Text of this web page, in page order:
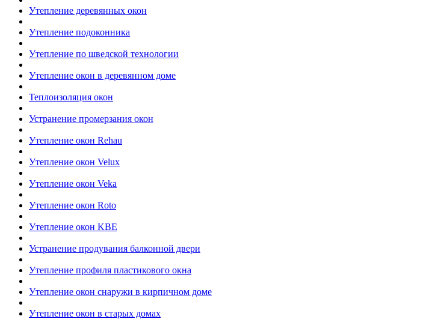
Утепление деревянных окон
Утепление подоконника
Утепление по шведской технологии
Утепление окон в деревянном доме
Теплоизоляция окон
Устранение промерзания окон
Утепление окон Rehau
Утепление окон Velux
Утепление окон Veka
Утепление окон Roto
Утепление окон KBE
Устранение продувания балконной двери
Утепление профиля пластикового окна
Утепление окон снаружи в кирпичном доме
Утепление окон в старых домах